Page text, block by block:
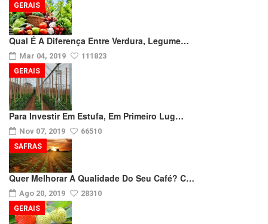
Qual É A Diferença Entre Verdura, Legume…
Mar 04, 2019 111823
GERAIS
Para Investir Em Estufa, Em Primeiro Lug…
Nov 07, 2019 66510
GERAIS
Quer Melhorar A Qualidade Do Seu Café? C…
Ago 20, 2019 28310
SAFRAS
GERAIS